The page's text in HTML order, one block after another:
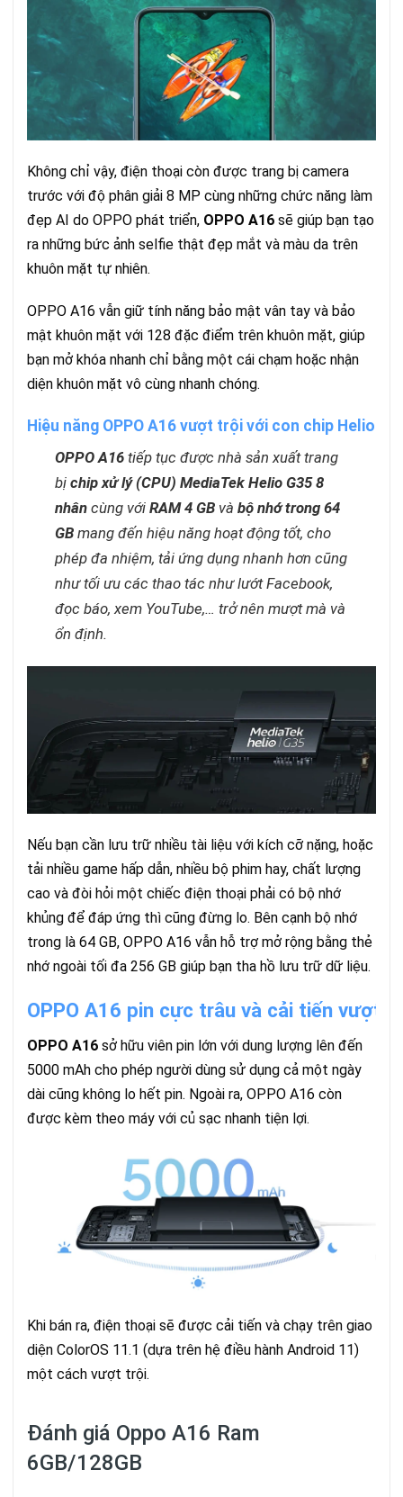
Không chỉ vậy, điện thoại còn được trang bị camera
trước với độ phân giải 8 MP cùng những chức năng làm
đẹp AI do OPPO phát triển, OPPO A16 sẽ giúp bạn tạo
ra những bức ảnh selfie thật đẹp mắt và màu da trên
khuôn mặt tự nhiên.
OPPO A16 vẫn giữ tính năng bảo mật vân tay và bảo
mật khuôn mặt với 128 đặc điểm trên khuôn mặt, giúp
bạn mở khóa nhanh chỉ bằng một cái chạm hoặc nhận
diện khuôn mặt vô cùng nhanh chóng.
Hiệu năng OPPO A16 vượt trội với con chip Helio
OPPO A16 tiếp tục được nhà sản xuất trang
bịchip xử lý (CPU) MediaTek Helio G35 8
nhân cùng vớiRAM 4 GB vàbộ nhớ trong 64
GB mang đến hiệu năng hoạt động tốt, cho
phép đa nhiệm, tải ứng dụng nhanh hơn cũng
như tối ưu các thao tác như lướt Facebook,
đọc báo, xem YouTube,… trở nên mượt mà và
ổn định.
Nếu bạn cần lưu trữ nhiều tài liệu với kích cỡ nặng, hoặc
tải nhiều game hấp dẫn, nhiều bộ phim hay, chất lượng
cao và đòi hỏi một chiếc điện thoại phải có bộ nhớ
khủng để đáp ứng thì cũng đừng lo. Bên cạnh bộ nhớ
trong là 64 GB, OPPO A16 vẫn hỗ trợ mở rộng bằng thẻ
nhớ ngoài tối đa 256 GB giúp bạn tha hồ lưu trữ dữ liệu.
OPPO A16 pin cực trâu và cải tiến vượt
OPPO A16 sở hữu viên pin lớn với dung lượng lên đến
5000 mAh cho phép người dùng sử dụng cả một ngày
dài cũng không lo hết pin. Ngoài ra, OPPO A16 còn
được kèm theo máy với củ sạc nhanh tiện lợi.
Khi bán ra, điện thoại sẽ được cải tiến và chạy trên giao
diện ColorOS 11.1 (dựa trên hệ điều hành Android 11)
một cách vượt trội.
Đánh giá Oppo A16 Ram
6GB/128GB